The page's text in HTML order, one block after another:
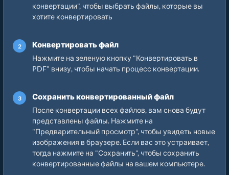
конвертации", чтобы выбрать файлы, которые вы
хотите конвертировать
Конвертировать файл
Нажмите на зеленую кнопку "Конвертировать в
PDF" внизу, чтобы начать процесс конвертации.
Сохранить конвертированный файл
После конвертации всех файлов, вам снова будут
представлены файлы. Нажмите на
"Предварительный просмотр", чтобы увидеть новые
изображения в браузере. Если вас это устраивает,
тогда нажмите на "Сохранить", чтобы сохранить
конвертированные файлы на вашем компьютере.